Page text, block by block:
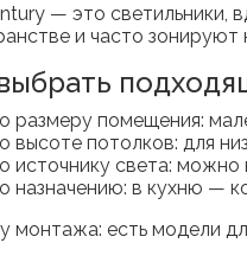
— это светильники,
и часто зонируют
размеру помещения:
высоте потолков: для
источнику света:
назначению: в кухню —
монтажа: есть модели